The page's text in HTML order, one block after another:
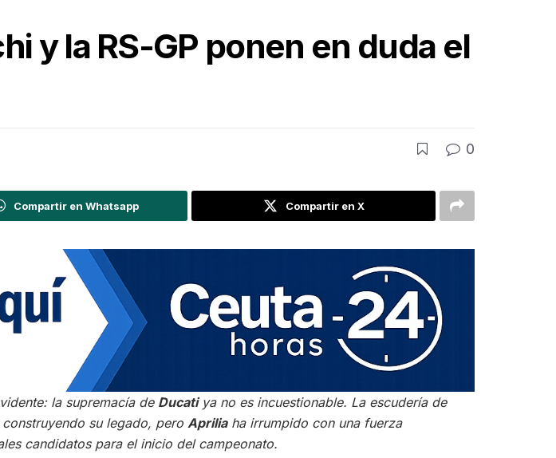
y la RS-GP ponen en duda el
0
Compartir en Whatsapp Compartir en X
la supremacía de Ducatiya no es incuestionable. La escudería de
su legado, pero Apriliaha irrumpido con una fuerza
candidatos para el inicio del campeonato.